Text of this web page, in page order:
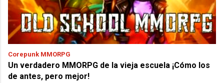
Corepunk MMORPG
Un verdadero MMORPG de la vieja escuela ¡Cómo los
de antes, pero mejor!